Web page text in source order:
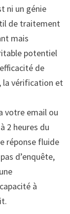
ni un génie
de traitement
mais
potentiel
de
la vérification et
votre email ou
2 heures du
réponse fluide
d’enquête,
à